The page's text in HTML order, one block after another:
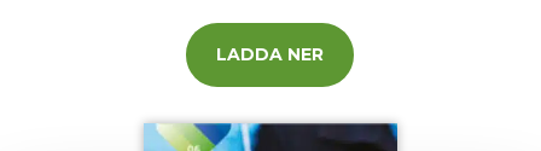
LADDA NER